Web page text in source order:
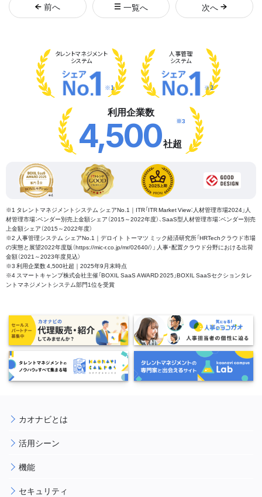
前へ 一覧へ 次へ
タレントマネジメント
システム
※1
人事管理
システム
※2
利用企業数
4,500社超
※3
※1 タレントマネジメントシステム シェアNo.1｜ITR「ITR Market View：人材管理市場2024」人
材管理市場：ベンダー別売上金額シェア（2015～2022年度）、SaaS型人材管理市場：ベンダー別売
上金額シェア（2015～2022年度）
※2 人事管理システム シェアNo.1｜デロイト トーマツ ミック経済研究所「HRTechクラウド市場
の実態と展望2022年度版（https://mic-r.co.jp/mr/02640/）」 人事・配置クラウド分野における出荷
金額（2021～2023年度見込）
※3 利用企業数 4,500社超｜2025年9月末時点
※4 スマートキャンプ株式会社主催「BOXIL SaaS AWARD 2025」BOXIL SaaSセクションタレ
ントマネジメントシステム部門1位を受賞
カオナビとは
活用シーン
機能
セキュリティ